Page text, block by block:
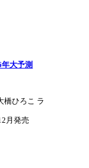
大予測
橋ひろこ ラ
月発売